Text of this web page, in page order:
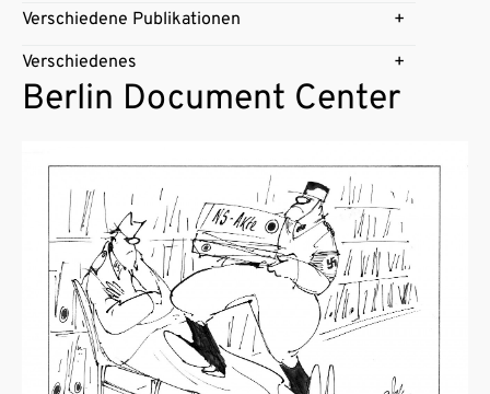
Verschiedene Publikationen
Verschiedenes
Berlin Document Center